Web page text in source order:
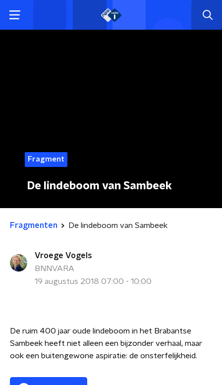
Fragment
De lindeboom van Sambeek
Fragmenten De lindeboom van Sambeek
Vroege Vogels
BNNVARA
19 augustus 2018 07:00 - 10:00
De ruim 400 jaar oude lindeboom in het Brabantse
Sambeek heeft niet alleen een bijzonder verhaal, maar
ook een buitengewone aspiratie: de onsterfelijkheid.